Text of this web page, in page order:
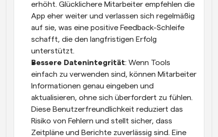
erhöht. Glücklichere Mitarbeiter empfehlen die
App eher weiter und verlassen sich regelmäßig
auf sie, was eine positive Feedback-Schleife
schafft, die den langfristigen Erfolg
unterstützt.
Bessere Datenintegrität: Wenn Tools
einfach zu verwenden sind, können Mitarbeiter
Informationen genau eingeben und
aktualisieren, ohne sich überfordert zu fühlen.
Diese Benutzerfreundlichkeit reduziert das
Risiko von Fehlern und stellt sicher, dass
Zeitpläne und Berichte zuverlässig sind. Eine